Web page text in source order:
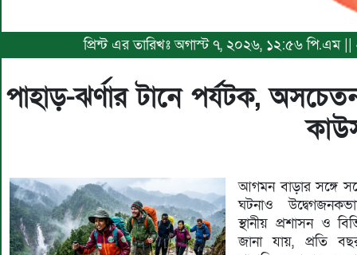
প্রিন্ট এর তারিখঃ অগাস্ট ৭, ২০২৬, ১২:৫৬ পি.এম
পাহাড়-ঝর্ণার টানে পর্যটক,
আগমন বাড়ার সঙ্গে
ঘটনাও
স্থানীয় প্রশাসন ও
জানা যায়, প্রতি